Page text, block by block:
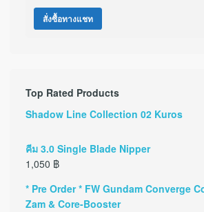
สั่งซื้อทางแชท
Top Rated Products
Shadow Line Collection 02 Kuros
คีม 3.0 Single Blade Nipper
1,050 ฿
* Pre Order * FW Gundam Converge
Zam & Core-Booster